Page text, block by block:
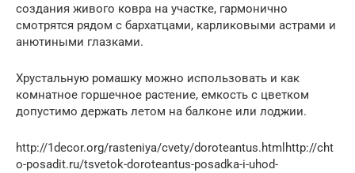
создания живого ковра на участке, гармонично
смотрятся рядом с бархатцами, карликовыми астрами и
анютиными глазками.
Хрустальную ромашку можно использовать и как
комнатное горшечное растение, емкость с цветком
допустимо держать летом на балконе или лоджии.
http://1decor.org/rasteniya/cvety/doroteantus.htmlhttp://cht
o-posadit.ru/tsvetok-doroteantus-posadka-i-uhod-